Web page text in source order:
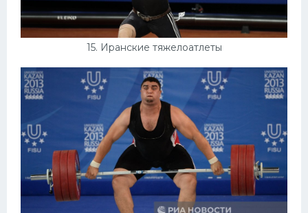
15. Иранские тяжелоатлеты